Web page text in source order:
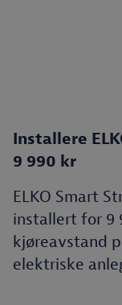
Installere
9 990 kr
ELKO Smart
installert for 9
kjøreavstand
elektriske